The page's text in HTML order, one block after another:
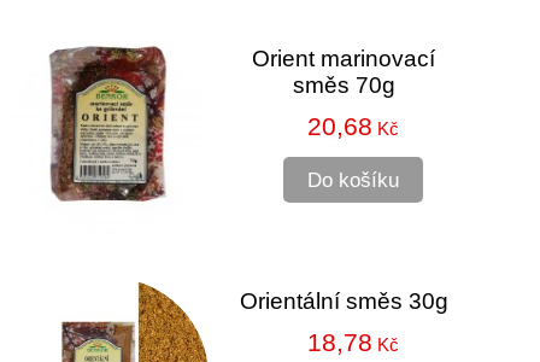
Orient marinovací
směs 70g
20,68 Kč
Do košíku
Orientální směs 30g
18,78 Kč